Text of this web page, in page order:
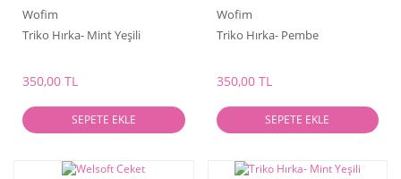
Wofim
Triko Hırka- Mint Yeşili
350,00 TL
SEPETE EKLE
Wofim
Triko Hırka- Pembe
350,00 TL
SEPETE EKLE